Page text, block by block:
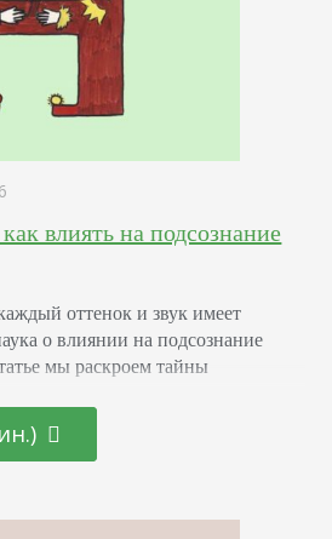
влиять на подсознание
оттенок и звук имеет
о влиянии на подсознание
мы раскроем тайны
в области психологии и
цветовой палитры до создания
для повышения интереса и